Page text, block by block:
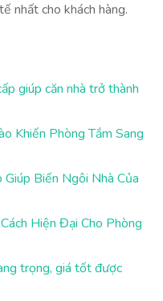
nhất cho khách hàng.
giúp căn nhà trở thành
Khiến Phòng Tắm Sang
Biến Ngôi Nhà Của
Hiện Đại Cho Phòng
trọng, giá tốt được